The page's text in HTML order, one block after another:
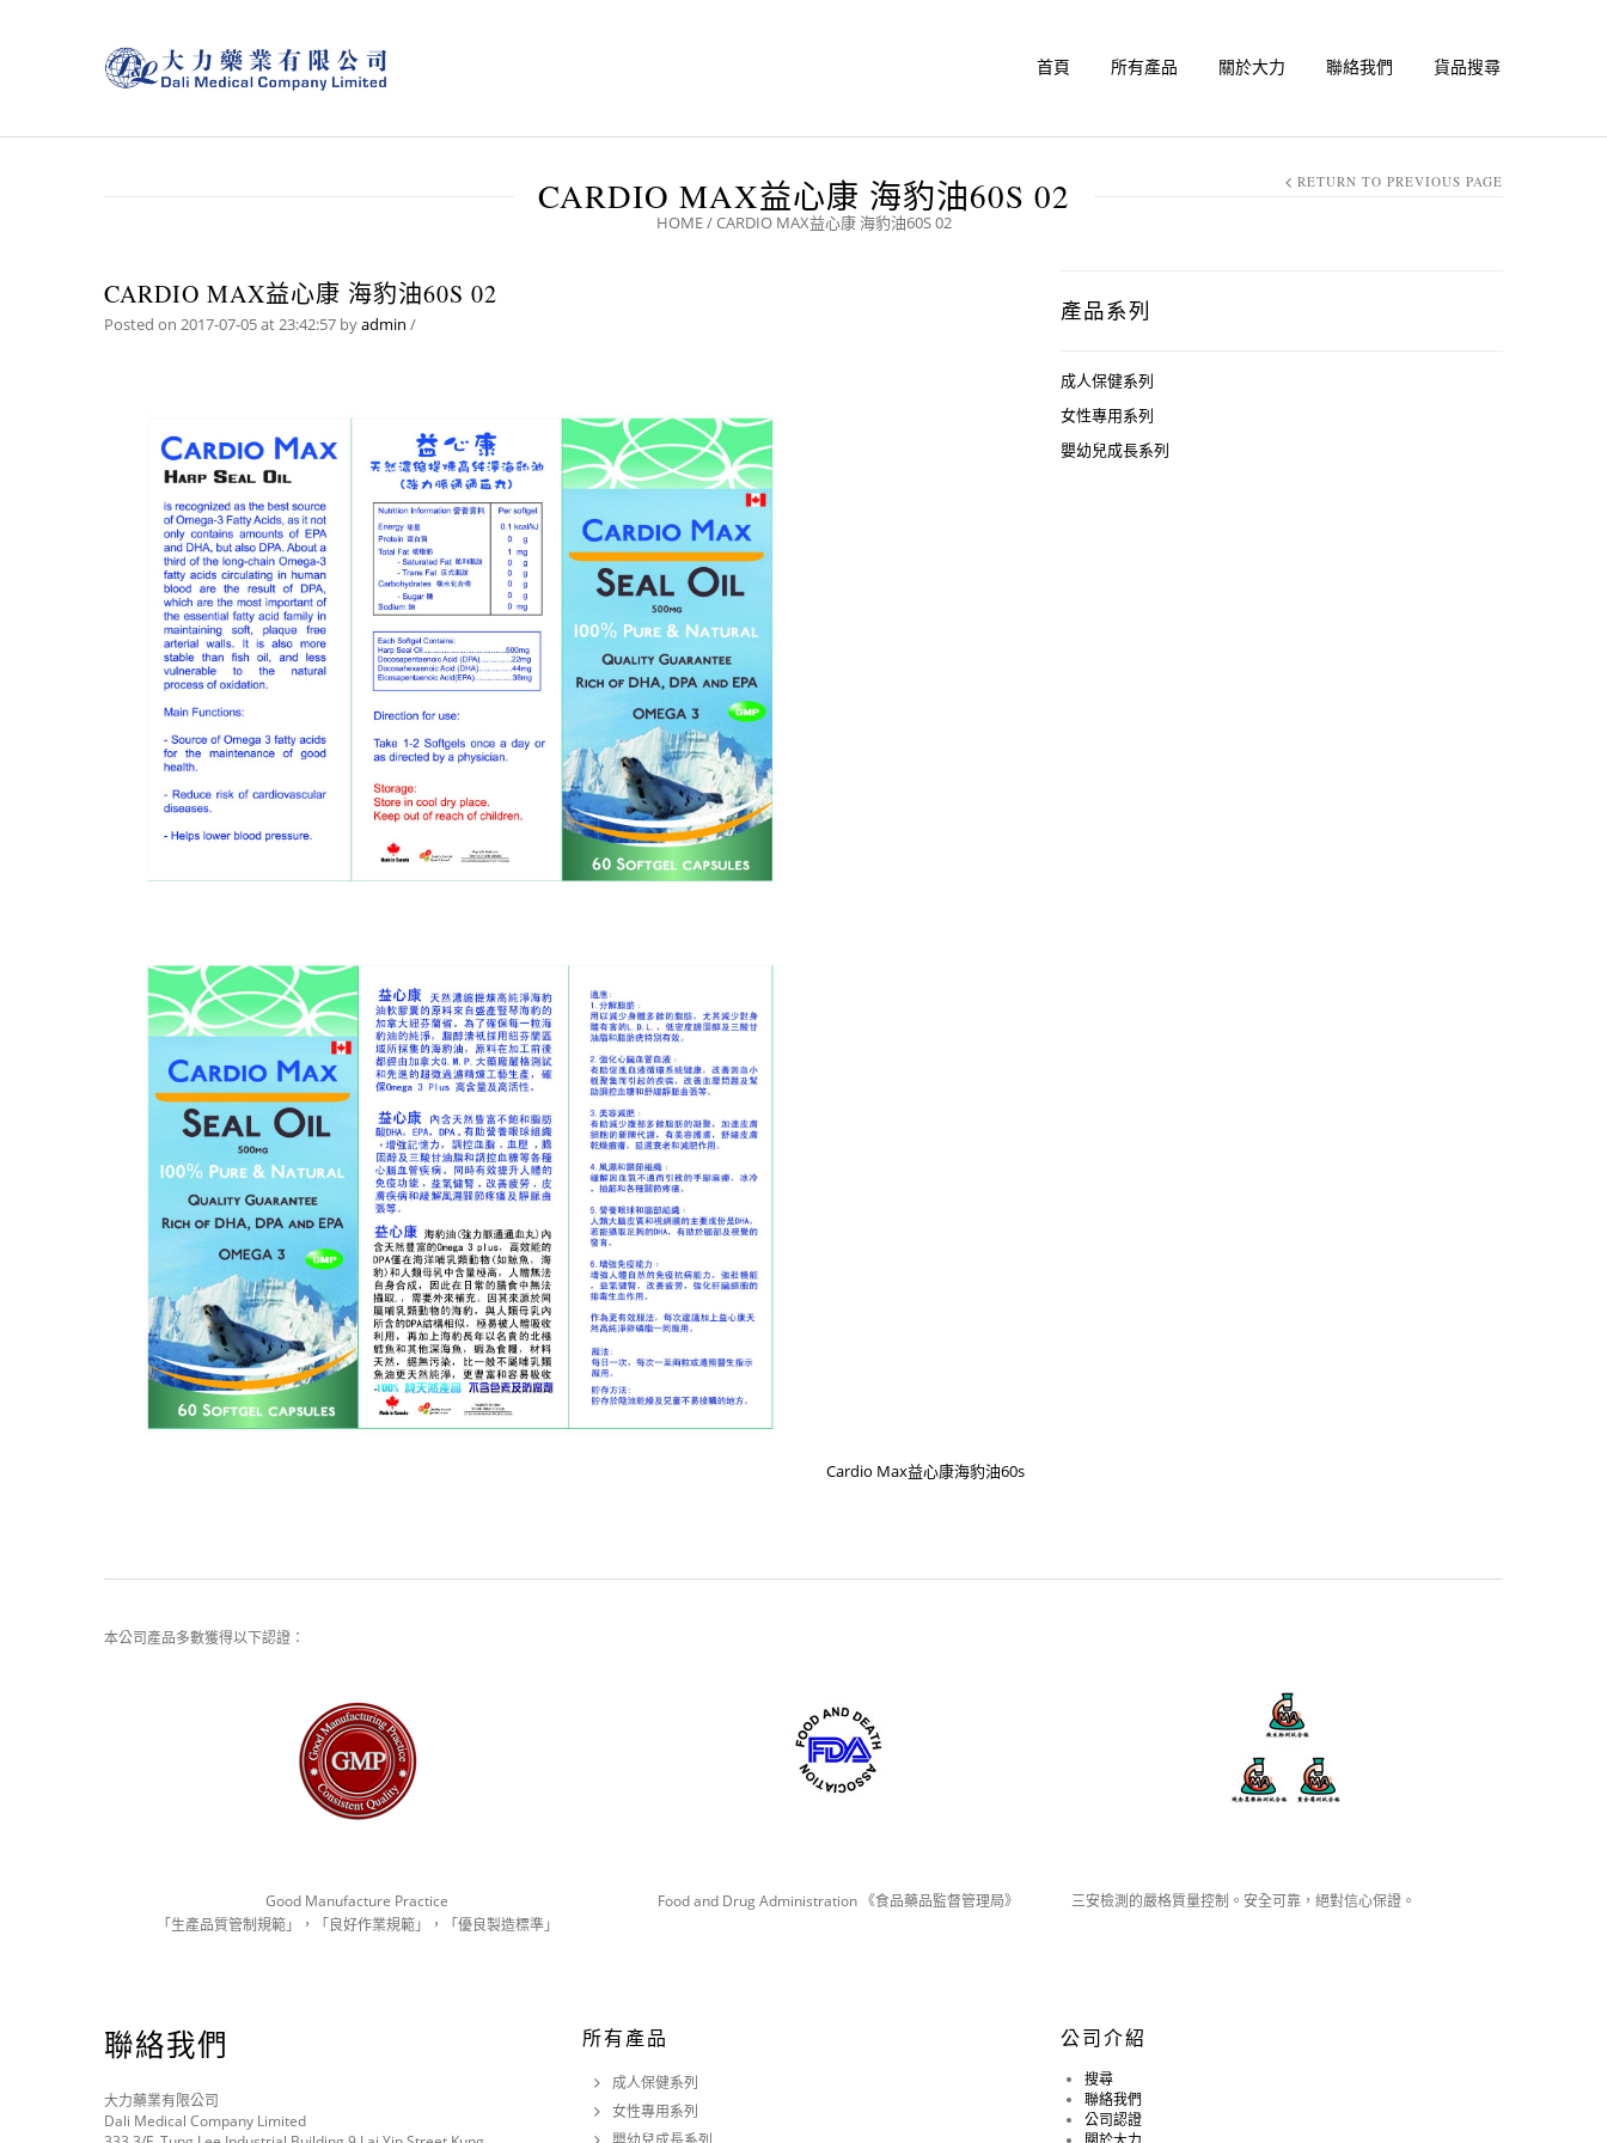
首頁 所有產品 關於大力 聯絡我們 貨品搜尋
CARDIO MAX益心康 海豹油60S 02
HOME/CARDIO MAX益心康 海豹油60S 02
RETURN TO PREVIOUS PAGE
CARDIO MAX益心康 海豹油60S 02
Posted on 2017-07-05 at 23:42:57 byadmin /
Cardio Max益心康海豹油60s
產品系列
成人保健系列
女性專用系列
嬰幼兒成長系列
本公司產品多數獲得以下認證：
Good Manufacture Practice
「生產品質管制規範」，「良好作業規範」，「優良製造標準」
Food and Drug Administration 《食品藥品監督管理局》 三安檢測的嚴格質量控制。安全可靠，絕對信心保證。
聯絡我們
大力藥業有限公司
Dali Medical Company Limited
所有產品
成人保健系列
女性專用系列
公司介紹
搜尋
聯絡我們
公司認證